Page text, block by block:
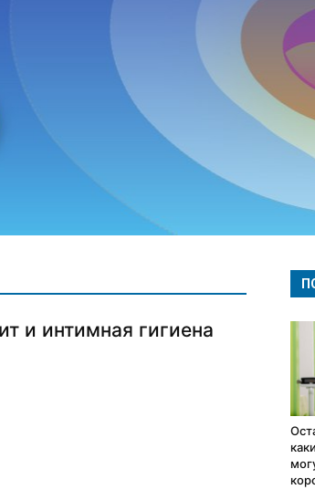
и интимная гигиена